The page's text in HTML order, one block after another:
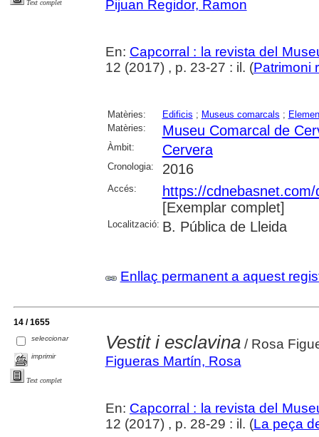
Text complet Pijuan Regidor, Ramon
En: Capcorral : la revista del
12 (2017) , p. 23-27 : il. (Patrimoni
Matèries: Edificis ; Museus comarcals ;
Matèries:
Museu Comarcal de
Àmbit: Cervera
Cronologia: 2016
Accés:
https://
[Exemplar complet]
Localització: B. Pública de Lleida
Enllaç permanent a aquest
14 / 1655
seleccionar
imprimir
Text complet
Vestit i esclavina/ Rosa
Figueras Martín, Rosa
En: Capcorral : la revista del
12 (2017) , p. 28-29 : il. (La peça